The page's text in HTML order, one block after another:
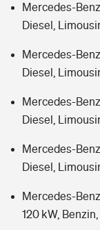
Mercedes-Benz
Diesel,
Mercedes-
Diesel,
Mercedes-
Diesel,
Mercedes-
Diesel,
Mercedes-Benz
120 kW,